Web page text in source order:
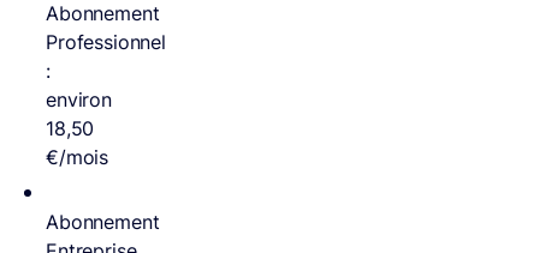
Abonnement
Professionnel
:
environ
18,50
€/mois
Abonnement